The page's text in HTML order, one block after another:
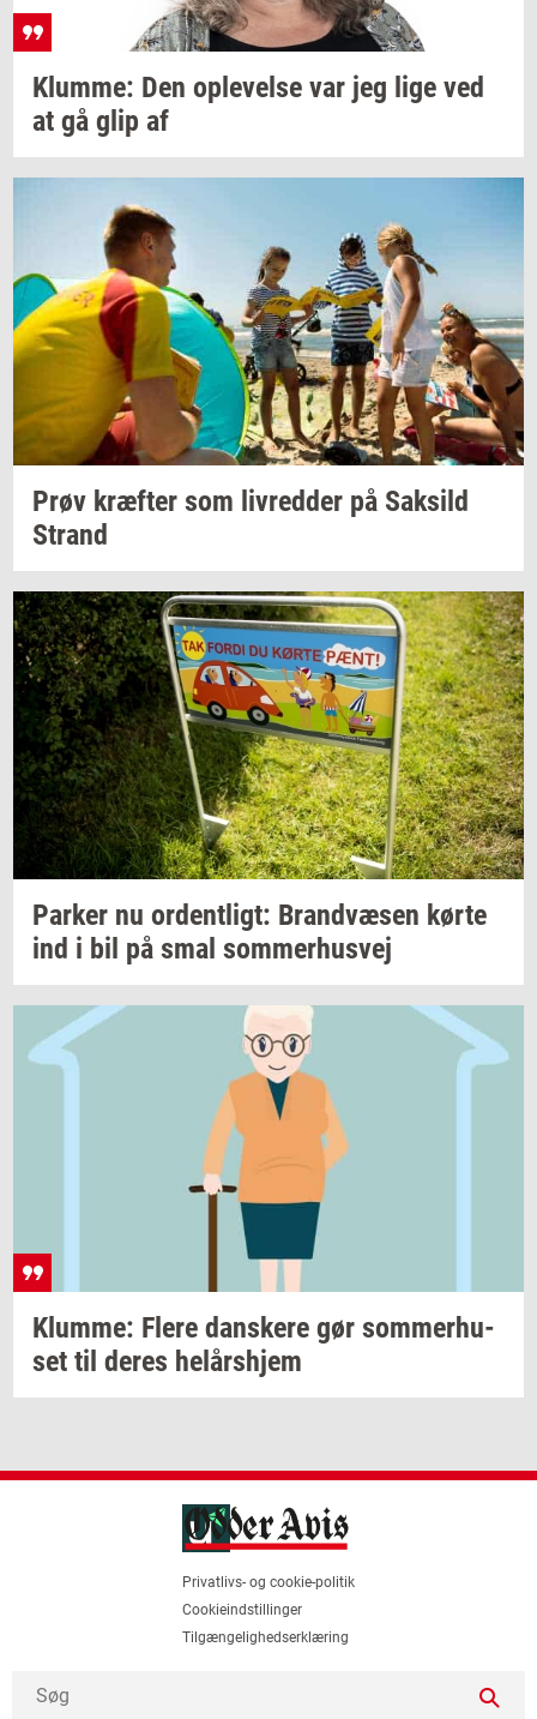
Klum­me: Den op­le­vel­se var jeg lige ved
at gå glip af
Prøv kræf­ter som liv­red­der på Sak­sild
Strand
Par­ker nu or­dent­ligt: Brand­væ­sen kørte
ind i bil på smal som­mer­hus­vej
Klum­me: Flere dan­ske­re gør som­mer­hu­
set til deres helårs­hjem
Privatlivs- og cookie-politik
Cookieindstillinger
Tilgængelighedserklæring